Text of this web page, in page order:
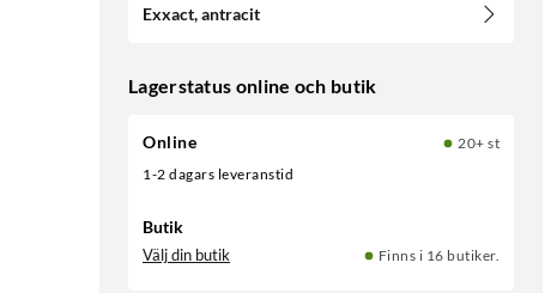
Exxact, antracit
Lagerstatus online och butik
Online
20+ st
1-2 dagars leveranstid
Butik
Välj din butik Finns i 16 butiker.